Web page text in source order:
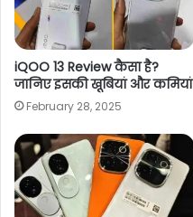
iQOO 13 Review कैसा है?
जानिए इसकी खूबियां और कमियां
February 28, 2025